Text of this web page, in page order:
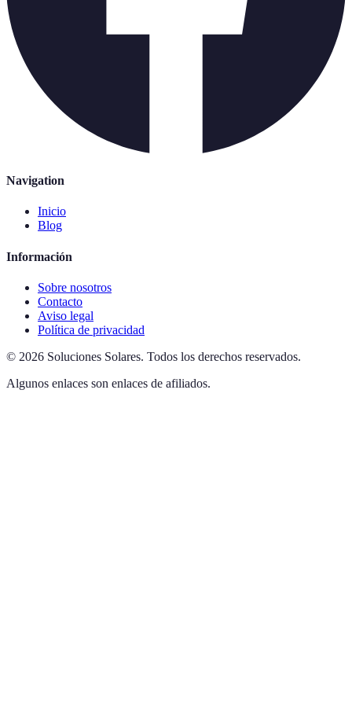
Navigation
Inicio
Blog
Información
Sobre nosotros
Contacto
Aviso legal
Política de privacidad
© 2026 Soluciones Solares. Todos los derechos reservados.
Algunos enlaces son enlaces de afiliados.